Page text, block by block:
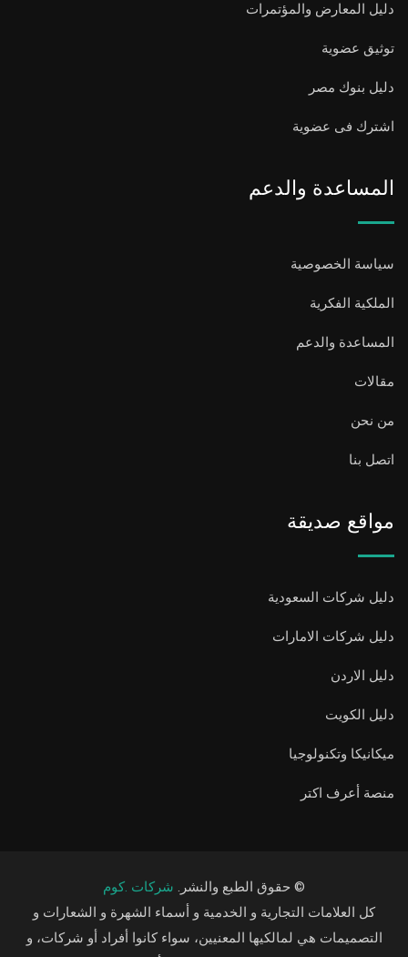
دليل المعارض والمؤتمرات
توثيق عضوية
دليل بنوك مصر
اشترك فى عضوية
المساعدة والدعم
سياسة الخصوصية
الملكية الفكرية
المساعدة والدعم
مقالات
من نحن
اتصل بنا
مواقع صديقة
دليل شركات السعودية
دليل شركات الامارات
دليل الاردن
دليل الكويت
ميكانيكا وتكنولوجيا
منصة أعرف اكتر
© حقوق الطبع والنشر. شركات .كوم
كل العلامات التجارية و الخدمية و أسماء الشهرة و الشعارات و
التصميمات هي لمالكيها المعنيين، سواء كانوا أفراد أو شركات، و